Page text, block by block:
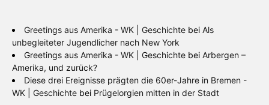
Greetings aus Amerika - WK | Geschichte bei Als
unbegleiteter Jugendlicher nach New York
Greetings aus Amerika - WK | Geschichte bei Arbergen –
Amerika, und zurück?
Diese drei Ereignisse prägten die 60er-Jahre in Bremen -
WK | Geschichte bei Prügelorgien mitten in der Stadt